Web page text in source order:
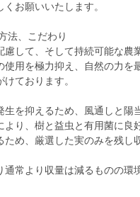
お願いいたします。
法、こだわり
慮して、そして持続可能な
使用を極力抑え、自然の力を
ております。
生を抑えるため、風通しと陽
より、樹と益虫と有用菌に良
ため、厳選した実のみを残し
通常より収量は減るものの環